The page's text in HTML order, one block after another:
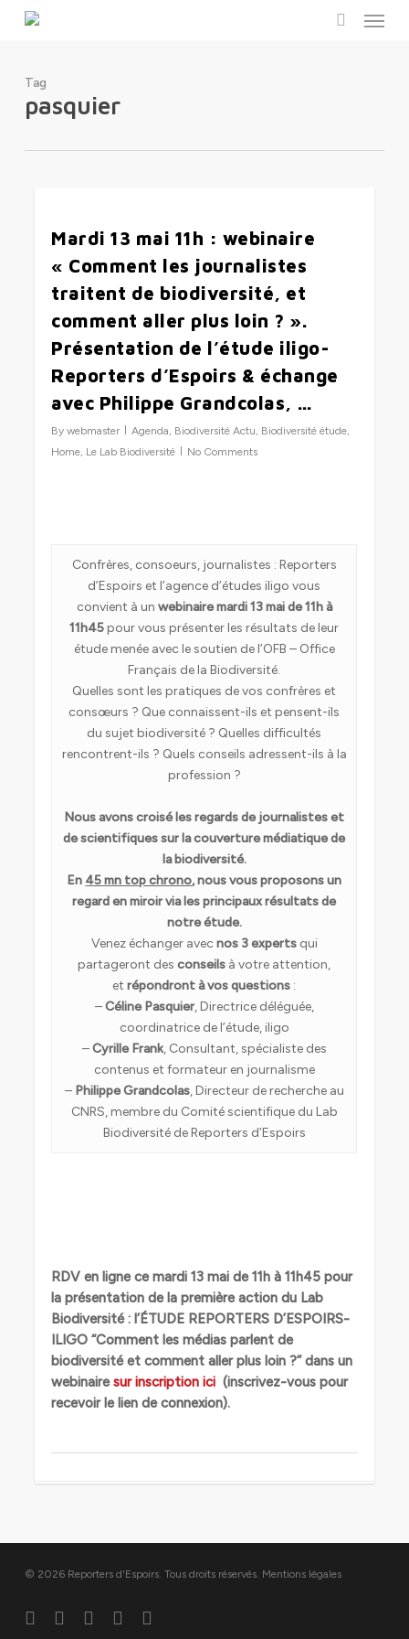
Menu
Tag
pasquier
Mardi 13 mai 11h : webinaire
« Comment les journalistes
traitent de biodiversité, et
comment aller plus loin ? ».
Présentation de l’étude iligo-
Reporters d’Espoirs & échange
avec Philippe Grandcolas, …
By webmaster Agenda, Biodiversité Actu, Biodiversité étude,
Home, Le Lab Biodiversité No Comments
Confrères, consoeurs, journalistes : Reporters
d’Espoirs et l’agence d’études iligo vous
convient à un webinaire mardi 13 mai de 11h à
11h45pour vous présenter les résultats de leur
étude menée avec le soutien de l’OFB – Office
Français de la Biodiversité.
Quelles sont les pratiques de vos confrères et
consœurs ? Que connaissent-ils et pensent-ils
du sujet biodiversité ? Quelles difficultés
rencontrent-ils ? Quels conseils adressent-ils à la
profession ?
Nous avons croisé les regards de journalistes et
de scientifiques sur la couverture médiatique de
la biodiversité.
En 45 mn top chrono, nous vous proposons un
regard en miroir via les principaux résultats de
notre étude.
Venez échanger avecnos 3 experts qui
partageront desconseils à votre attention,
etrépondront à vos questions :
–Céline Pasquier, Directrice déléguée,
coordinatrice de l’étude, iligo
–Cyrille Frank, Consultant, spécialiste des
contenus et formateur en journalisme
– Philippe Grandcolas, Directeur de recherche au
CNRS, membre du Comité scientifique du Lab
Biodiversité de Reporters d’Espoirs
RDV en ligne ce mardi 13 mai de 11h à 11h45 pour
la présentation de la première action du Lab
Biodiversité : l’ÉTUDE REPORTERS D’ESPOIRS-
ILIGO “Comment les médias parlent de
biodiversité et comment aller plus loin ?” dans un
webinairesur inscription ici (inscrivez-vous pour
recevoir le lien de connexion).
© 2026 Reporters d'Espoirs. Tous droits réservés. Mentions légales
twitter facebooklinkedinyoutubeflickr